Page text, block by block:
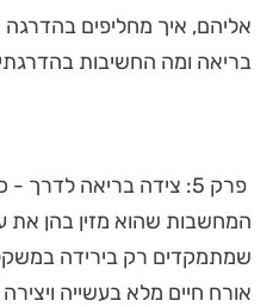
אליהם, איך מחליפים בהדרגה
בריאה ומה החשיבות
פרק 5: צידה בריאה
המחשבות שהוא מזין בהן את
שמתמקדים רק בירידה במשקל
אורח חיים מלא בעשייה